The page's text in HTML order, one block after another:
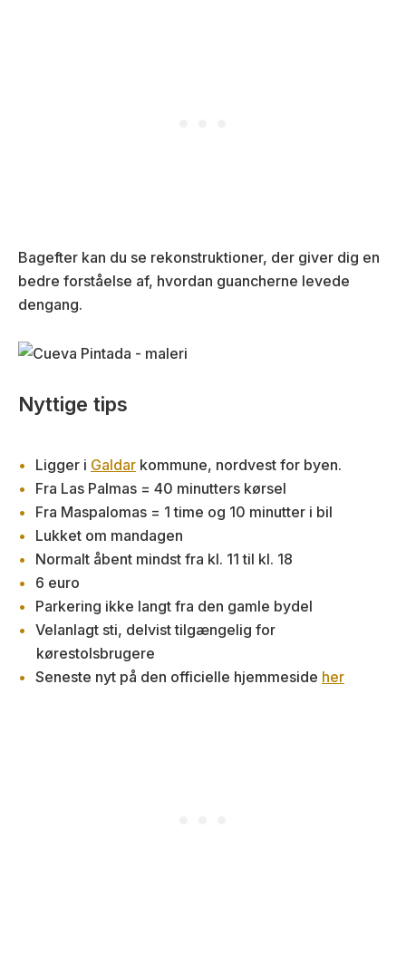
Bagefter kan du se rekonstruktioner, der giver dig en
bedre forståelse af, hvordan guancherne levede
dengang.
Nyttige tips
Ligger i Galdar kommune, nordvest for byen.
Fra Las Palmas = 40 minutters kørsel
Fra Maspalomas = 1 time og 10 minutter i bil
Lukket om mandagen
Normalt åbent mindst fra kl. 11 til kl. 18
6 euro
Parkering ikke langt fra den gamle bydel
Velanlagt sti, delvist tilgængelig for
kørestolsbrugere
Seneste nyt på den officielle hjemmeside her